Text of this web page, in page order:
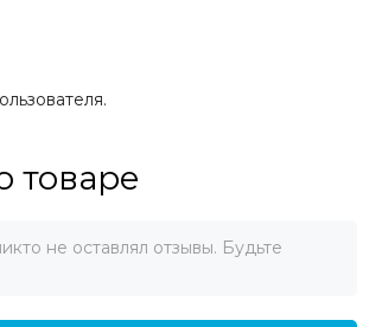
товаре
не оставлял отзывы. Будьте